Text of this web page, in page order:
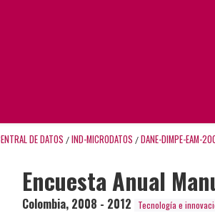
DE DATOS / IND-MICRODATOS / DANE-DIMPE-EAM-
Encuesta Anual
Colombia, 2008 - 2012 Tecnología e